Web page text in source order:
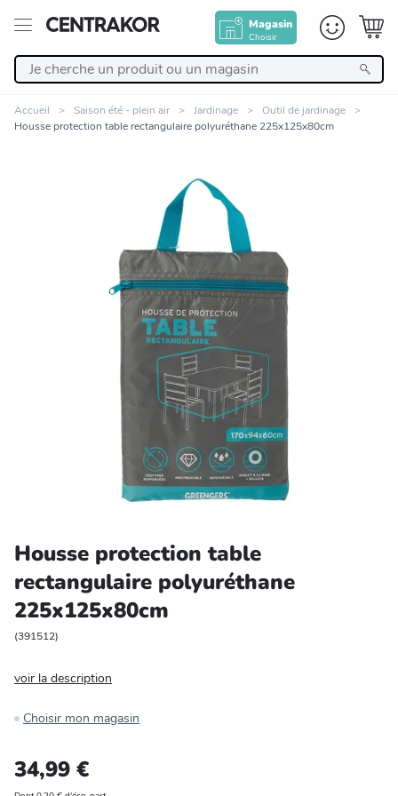
Magasin
Choisir
Linge de maison
Cuisine et art de la table
Salle de bain et beauté
Entretien et rangement
Bricolage et auto
Jardin et plein air
Accueil Saison été - plein air Jardinage
Outil de jardinage
Housse protection table rectangulaire polyuréthane 225x125x80cm
Housse protection table
rectangulaire polyuréthane
225x125x80cm
(391512)
voir la description
Choisir mon magasin
34,99 €